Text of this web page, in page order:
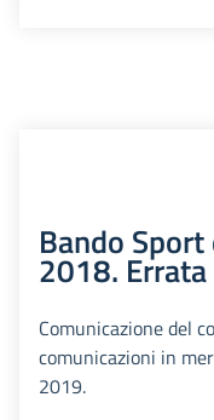
Bando
2018.
Comunicazione del
comunicazioni in
2019.